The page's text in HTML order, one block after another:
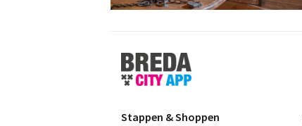
Stappen
&
Shoppen
Stappen & Shoppen